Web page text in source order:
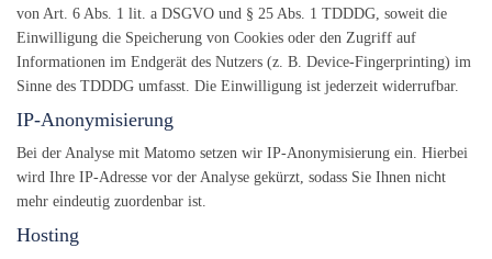
von Art. 6 Abs. 1 lit. a DSGVO und § 25 Abs. 1 TDDDG, soweit die
Einwilligung die Speicherung von Cookies oder den Zugriff auf
Informationen im Endgerät des Nutzers (z. B. Device-Fingerprinting) im
Sinne des TDDDG umfasst. Die Einwilligung ist jederzeit widerrufbar.
IP-Anonymisierung
Bei der Analyse mit Matomo setzen wir IP-Anonymisierung ein. Hierbei
wird Ihre IP-Adresse vor der Analyse gekürzt, sodass Sie Ihnen nicht
mehr eindeutig zuordenbar ist.
Hosting